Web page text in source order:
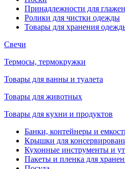
Принадлежности для
Ролики для чистки одежды
Товары для хранения
Свечи
Термосы, термокружки
Товары для ванны и туалета
Товары для животных
Товары для кухни и продуктов
Банки, контейнеры и
Крышки для
Кухонные инструменты и
Пакеты и пленка для